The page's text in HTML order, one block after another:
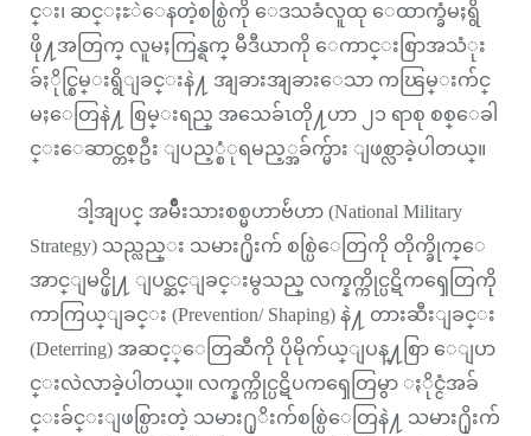
င္း၊ ဆင္ႏႊဲေနတဲ့စစ္ပြဲကို ေဒသခံလူထု ေထာက္ခံမႈရွိ
ဖို႔အတြက္ လူမႈကြန္ရက္ မီဒီယာကို ေကာင္းစြာအသံုး
ခ်ႏိုင္စြမ္းရွိျခင္းနဲ႔ အျခားအျခားေသာ ကၽြမ္းက်င္
မႈေတြနဲ႔ စြမ္းရည္ အသေခ်ၤတို႔ဟာ ၂၁ ရာစု စစ္ေခါ
င္းေဆာင္တစ္ဦး ျပည့္စံုရမည့္အခ်က္မ်ား ျဖစ္လာခဲ့ပါတယ္။
ဒါ့အျပင္ အမ်ိဳးသားစစ္မဟာဗ်ဴဟာ (National Military
Strategy) သည္လည္း သမား႐ိုးက် စစ္ပြဲေတြကို တိုက္ခိုက္ေ
အာင္ျမင္ဖို႔ ျပင္ဆင္ျခင္းမွသည္ လက္နက္ကိုင္ပဋိကၡေတြကို
ကာကြယ္ျခင္း (Prevention/ Shaping) နဲ႔ တားဆီးျခင္း
(Deterring) အဆင့္ေတြဆီကို ပိုမိုက်ယ္ျပန္႔စြာ ေျပာ
င္းလဲလာခဲ့ပါတယ္။ လက္နက္ကိုင္ပဋိပကၡေတြမွာ ႏိုင္ငံအခ်
င္းခ်င္းျဖစ္ပြားတဲ့ သမား႐ုိးက်စစ္ပြဲေတြနဲ႔ သမား႐ိုးက်